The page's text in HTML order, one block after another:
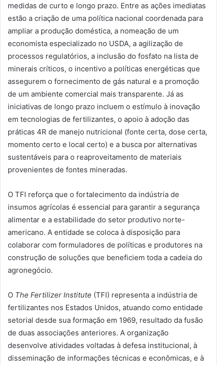
medidas de curto e longo prazo. Entre as ações imediatas
estão a criação de uma política nacional coordenada para
ampliar a produção doméstica, a nomeação de um
economista especializado no USDA, a agilização de
processos regulatórios, a inclusão do fosfato na lista de
minerais críticos, o incentivo a políticas energéticas que
assegurem o fornecimento de gás natural e a promoção
de um ambiente comercial mais transparente. Já as
iniciativas de longo prazo incluem o estímulo à inovação
em tecnologias de fertilizantes, o apoio à adoção das
práticas 4R de manejo nutricional (fonte certa, dose certa,
momento certo e local certo) e a busca por alternativas
sustentáveis para o reaproveitamento de materiais
provenientes de fontes mineradas.
O TFI reforça que o fortalecimento da indústria de
insumos agrícolas é essencial para garantir a segurança
alimentar e a estabilidade do setor produtivo norte-
americano. A entidade se coloca à disposição para
colaborar com formuladores de políticas e produtores na
construção de soluções que beneficiem toda a cadeia do
agronegócio.
O The Fertilizer Institute (TFI) representa a indústria de
fertilizantes nos Estados Unidos, atuando como entidade
setorial desde sua formação em 1969, resultado da fusão
de duas associações anteriores. A organização
desenvolve atividades voltadas à defesa institucional, à
disseminação de informações técnicas e econômicas, e à